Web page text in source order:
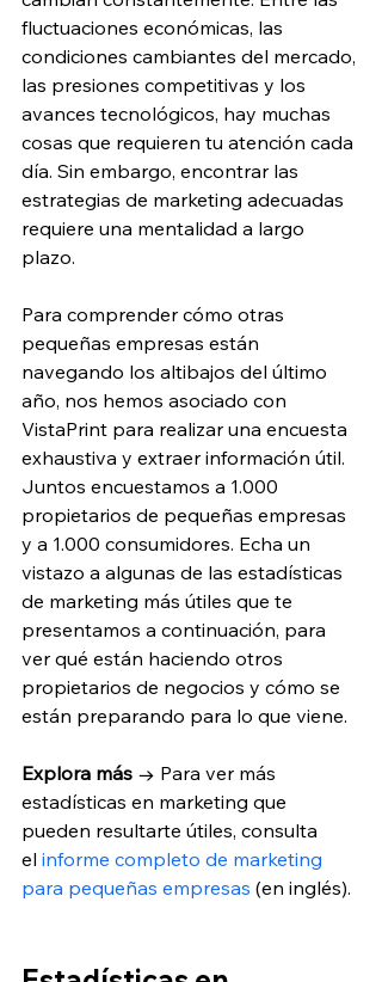
fluctuaciones económicas, las
condiciones cambiantes del mercado,
las presiones competitivas y los
avances tecnológicos, hay muchas
cosas que requieren tu atención cada
día. Sin embargo, encontrar las
estrategias de marketing adecuadas
requiere una mentalidad a largo
plazo.
Para comprender cómo otras
pequeñas empresas están
navegando los altibajos del último
año, nos hemos asociado con
VistaPrint para realizar una encuesta
exhaustiva y extraer información útil.
Juntos encuestamos a 1.000
propietarios de pequeñas empresas
y a 1.000 consumidores. Echa un
vistazo a algunas de las estadísticas
de marketing más útiles que te
presentamos a continuación, para
ver qué están haciendo otros
propietarios de negocios y cómo se
están preparando para lo que viene.
Explora más → Para ver más
estadísticas en marketing que
pueden resultarte útiles, consulta
el informe completo de marketing
para pequeñas empresas (en inglés).